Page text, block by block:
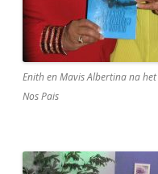
Enith en Mavis Albertina na
Nos Pais